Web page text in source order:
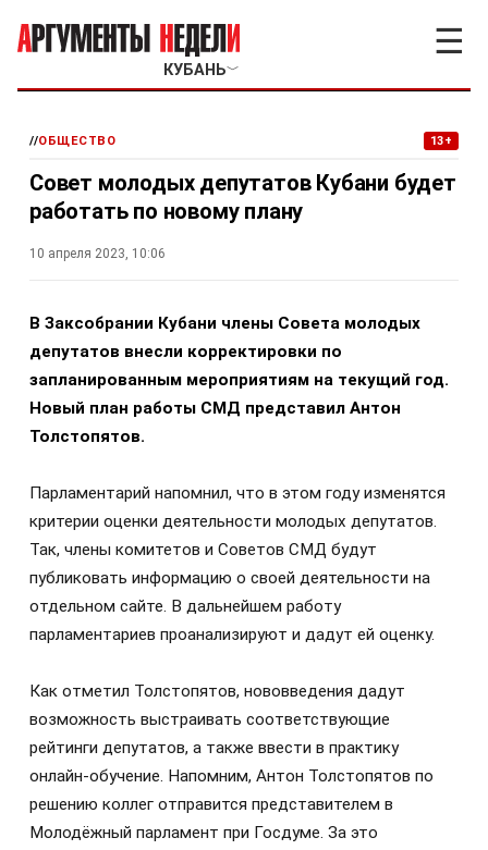
КУБАНЬ﹀
☰
//ОБЩЕСТВО 13+
Совет молодых депутатов Кубани будет
работать по новому плану
10 апреля 2023, 10:06
В Заксобрании Кубани члены Совета молодых
депутатов внесли корректировки по
запланированным мероприятиям на текущий год.
Новый план работы СМД представил Антон
Толстопятов.
Парламентарий напомнил, что в этом году изменятся
критерии оценки деятельности молодых депутатов.
Так, члены комитетов и Советов СМД будут
публиковать информацию о своей деятельности на
отдельном сайте. В дальнейшем работу
парламентариев проанализируют и дадут ей оценку.
Как отметил Толстопятов, нововведения дадут
возможность выстраивать соответствующие
рейтинги депутатов, а также ввести в практику
онлайн-обучение. Напомним, Антон Толстопятов по
решению коллег отправится представителем в
Молодёжный парламент при Госдуме. За это